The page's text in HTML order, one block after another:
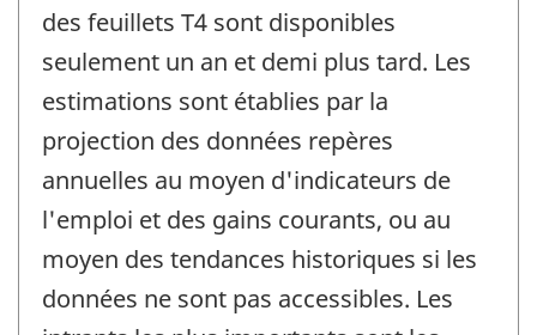
des feuillets T4 sont disponibles
seulement un an et demi plus tard. Les
estimations sont établies par la
projection des données repères
annuelles au moyen d'indicateurs de
l'emploi et des gains courants, ou au
moyen des tendances historiques si les
données ne sont pas accessibles. Les